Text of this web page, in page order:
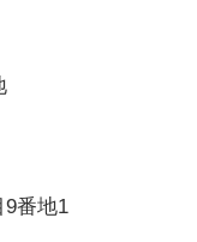
番地1